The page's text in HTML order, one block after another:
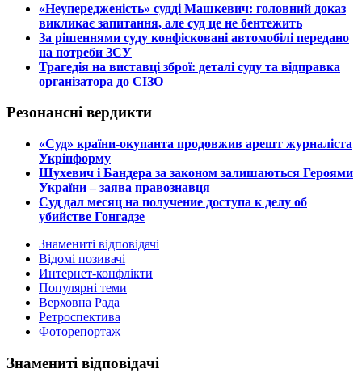
​«Неупередженість» судді Машкевич: головний доказ
викликає запитання, але суд це не бентежить
​За рішеннями суду конфісковані автомобілі передано
на потреби ЗСУ
​Трагедія на виставці зброї: деталі суду та відправка
організатора до СІЗО
Резонансні вердикти
​«Суд» країни-окупанта продовжив арешт журналіста
Укрінформу
Шухевич і Бандера за законом залишаються Героями
України – заява правознавця
Суд дал месяц на получение доступа к делу об
убийстве Гонгадзе
Знамениті відповідачі
Відомі позивачі
Интернет-конфлікти
Популярні теми
Верховна Рада
Ретроспектива
Фоторепортаж
Знамениті відповідачі